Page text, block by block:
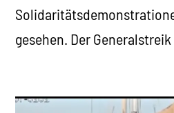
gesehen. Der